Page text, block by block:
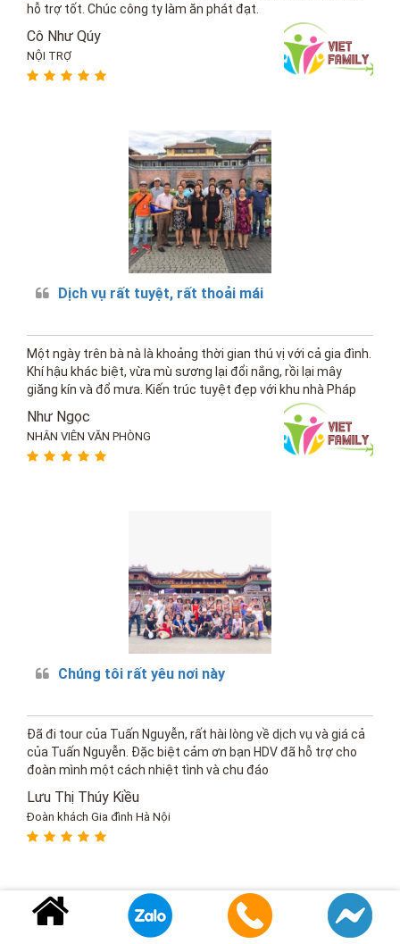
hỗ trợ tốt. Chúc công ty làm ăn phát đạt.
Cô Như Qúy
NỘI TRỢ
Dịch vụ rất tuyệt, rất thoải mái
Một ngày trên bà nà là khoảng thời gian thú vị với cả gia đình.
Khí hậu khác biệt, vừa mù sương lại đổi nắng, rồi lại mây
giăng kín và đổ mưa. Kiến trúc tuyệt đẹp với khu nhà Pháp
Như Ngọc
NHÂN VIÊN VĂN PHÒNG
Chúng tôi rất yêu nơi này
Đã đi tour của Tuấn Nguyễn, rất hài lòng về dịch vụ và giá cả
của Tuấn Nguyễn. Đặc biệt cảm ơn bạn HDV đã hỗ trợ cho
đoàn mình một cách nhiệt tình và chu đáo
Lưu Thị Thúy Kiều
Đoàn khách Gia đình Hà Nội